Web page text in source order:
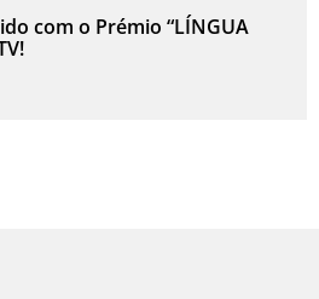
com o Prémio “LÍNGUA